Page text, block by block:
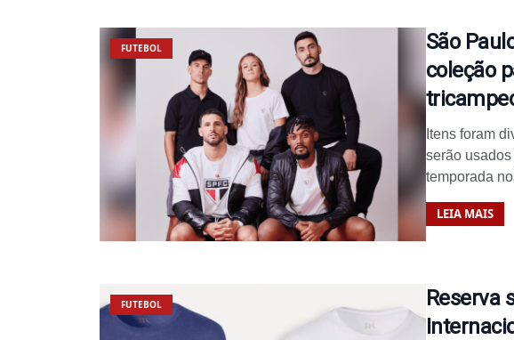
FUTEBOL
São
coleção
Itens foram
serão
temporada
LEIA MAIS
FUTEBOL
Reserva